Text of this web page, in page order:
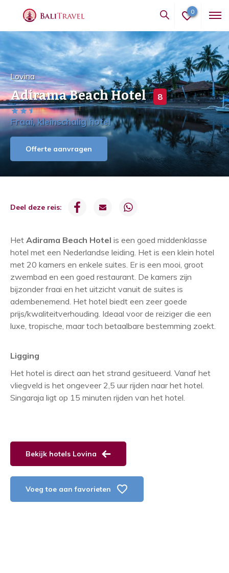
0
Lovina
Adirama Beach Hotel 8
Fraai, kleinschalig hotel
Offerte aanvragen
Deel deze reis:
Het Adirama Beach Hotel is een goed middenklasse
hotel met een Nederlandse leiding. Het is een klein hotel
met 20 kamers en enkele suites. Er is een mooi, groot
zwembad en een goed restaurant. De kamers zijn
bijzonder fraai en het uitzicht vanuit de suites is
adembenemend. Het hotel biedt een zeer goede
prijs/kwaliteitverhouding. Ideaal voor de reiziger die een
luxe, tropische, maar toch betaalbare bestemming zoekt.
Ligging
Het hotel is direct aan het strand gesitueerd. Vanaf het
vliegveld is het ongeveer 2,5 uur rijden naar het hotel.
Singaraja ligt op 15 minuten rijden van het hotel.
Bekijk hotels Lovina
Voeg toe aan favorieten